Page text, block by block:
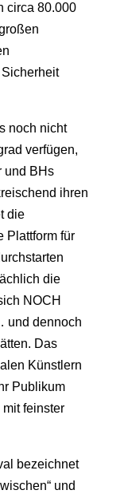
circa 80.000
noch nicht
verfügen,
und BHs
ihren
die
Plattform für
die
NOCH
und dennoch
Das
Künstlern
Publikum
feinster
bezeichnet
und